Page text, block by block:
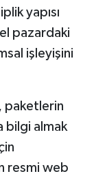
yapısı
pazardaki
işleyişini
paketlerin
bilgi almak
resmi web